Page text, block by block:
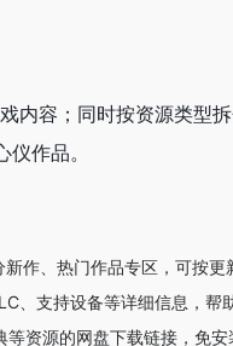
内容；同时按资源类型
作品。
作、热门作品专区，可按
、支持设备等详细信息，帮
资源的网盘下载链接，免安